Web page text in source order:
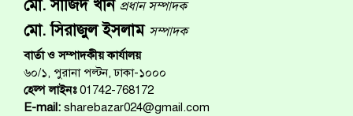
মো. সাজিদ খান প্রধান সম্পাদক
মো. সিরাজুল ইসলাম সম্পাদক
বার্তা ও সম্পাদকীয় কার্যালয়
৬০/১, পুরানা পল্টন, ঢাকা-১০০০
হেল্প লাইনঃ01742-768172
E-mail: sharebazar024@gmail.com